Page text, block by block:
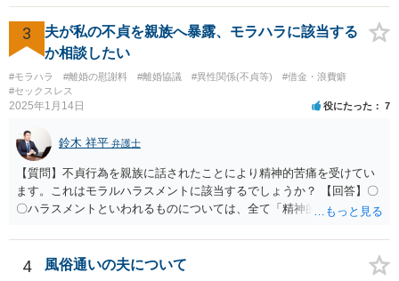
るような合理的説明が必要とはなりますので、そのようなことが十分
に可能かどうかについて、一度は弁護士に直接相談なさった方がよい
と思います。 なお、夫や不倫相手自身が不倫の事実について（期間や
回数なども含め）認めて自白するような場合には、貴方において立証
する必要はなくなります。
3
夫が私の不貞を親族へ暴露、モラハラに該当する
か相談したい
#モラハラ #離婚の慰謝料 #離婚協議 #異性関係(不貞等)
#借金・浪費癖
#セックスレス
2025年1月14日 役にたった 7
鈴木 祥平 弁護士
【質問】不貞行為を親族に話されたことにより精神的苦痛を受けてい
ます。これはモラルハラスメントに該当するでしょうか？ 【回答】〇
〇ハラスメントといわれるものについては、全て「精神的・身体的苦
活している以上は、「精神的・身体的苦痛を与え」られることは不可
避的に生じますから、違法と評価されるためには、社会通念（常識）
4 風俗通いの夫について